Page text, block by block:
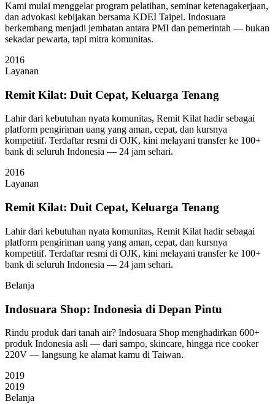
Kami mulai menggelar program pelatihan, seminar ketenagakerjaan,
dan advokasi kebijakan bersama KDEI Taipei. Indosuara
berkembang menjadi jembatan antara PMI dan pemerintah — bukan
sekadar pewarta, tapi mitra komunitas.
2016
Layanan
Remit Kilat: Duit Cepat, Keluarga Tenang
Lahir dari kebutuhan nyata komunitas, Remit Kilat hadir sebagai
platform pengiriman uang yang aman, cepat, dan kursnya
kompetitif. Terdaftar resmi di OJK, kini melayani transfer ke 100+
bank di seluruh Indonesia — 24 jam sehari.
2016
Layanan
Remit Kilat: Duit Cepat, Keluarga Tenang
Lahir dari kebutuhan nyata komunitas, Remit Kilat hadir sebagai
platform pengiriman uang yang aman, cepat, dan kursnya
kompetitif. Terdaftar resmi di OJK, kini melayani transfer ke 100+
bank di seluruh Indonesia — 24 jam sehari.
Belanja
Indosuara Shop: Indonesia di Depan Pintu
Rindu produk dari tanah air? Indosuara Shop menghadirkan 600+
produk Indonesia asli — dari sampo, skincare, hingga rice cooker
220V — langsung ke alamat kamu di Taiwan.
2019
2019
Belanja